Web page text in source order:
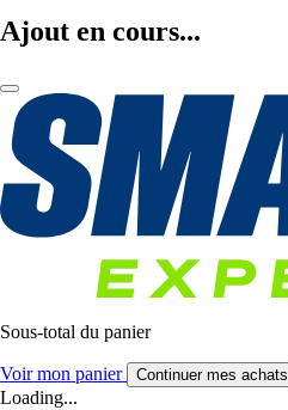
Ajout en cours...
Sous-total du panier
Voir mon panier Continuer mes achats
Loading...